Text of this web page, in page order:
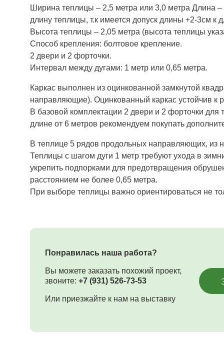
Ширина теплицы – 2,5 метра или 3,0 метра Длина
длину теплицы, т.к имеется допуск длины +2-3см к
Высота теплицы – 2,05 метра (высота теплицы
Способ крепления: болтовое крепление.
2 двери и 2 форточки.
Интервал между дугами: 1 метр или 0,65 метра.
Каркас выполнен из оцинкованной замкнутой
направляющие). Оцинкованный каркас устойчив к
В базовой комплектации 2 двери и 2 форточки
длине от 6 метров рекомендуем покупать
В теплице 5 рядов продольных направляющих, из
Теплицы с шагом дуги 1 метр требуют ухода в
укрепить подпорками для предотвращения
расстоянием не более 0,65 метра.
При выборе теплицы важно ориентироваться не
Понравилась наша работа?
Вы можете заказать похожий проект,
звоните: +7 (931) 526-73-53
Или приезжайте к нам на выставку